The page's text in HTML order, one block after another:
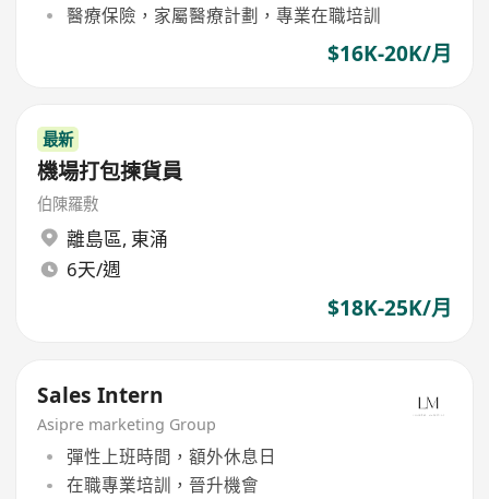
醫療保險，家屬醫療計劃，專業在職培訓
$16K-20K/月
最新
機場打包揀貨員
伯陳羅敷
離島區, 東涌
6天/週
$18K-25K/月
Sales Intern
Asipre marketing Group
彈性上班時間，額外休息日
在職專業培訓，晉升機會